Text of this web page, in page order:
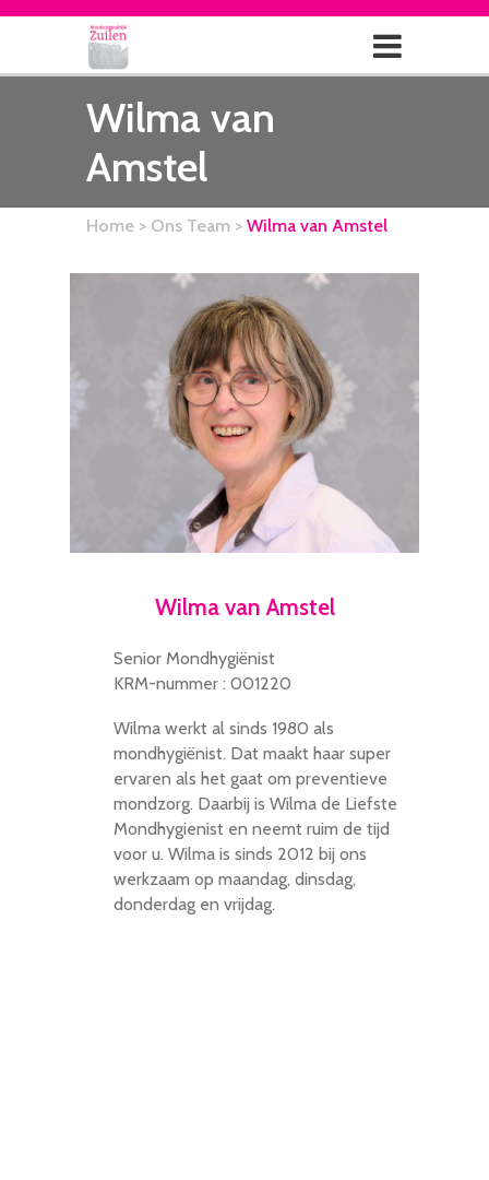
Wilma van
Amstel
Home > Ons Team > Wilma van Amstel
Wilma van Amstel
Senior Mondhygiënist
KRM-nummer : 001220
Wilma werkt al sinds 1980 als
mondhygiënist. Dat maakt haar super
ervaren als het gaat om preventieve
mondzorg. Daarbij is Wilma de Liefste
Mondhygienist en neemt ruim de tijd
voor u. Wilma is sinds 2012 bij ons
werkzaam op maandag, dinsdag,
donderdag en vrijdag.